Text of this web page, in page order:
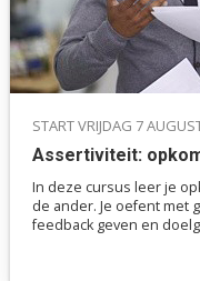
Assertiviteit:
START VRIJDAG 7
In deze cursus leer je
de ander. Je oefent met
feedback geven en